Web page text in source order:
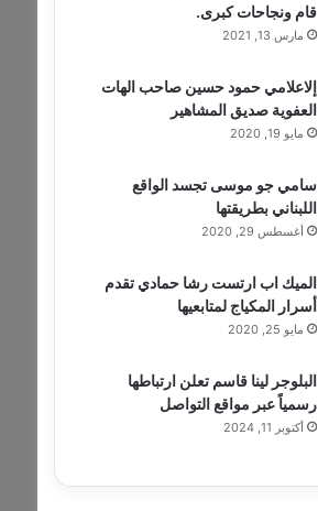
قام ونجاحات كبرى.
مارس 13, 2021
إلاعلامي حمود حسين صاحب الهات
العفوية صديق المشاهير
مايو 19, 2020
سامي جو موسى تجسد الواقع
اللبناني بطريقتها
أغسطس 29, 2020
الميك اب ارتست رشا حمادي تقدم
أسرار المكياج لمتابعيها
مايو 25, 2020
البلوجر لينا قاسم تعلن ارتباطها
رسمياً عبر مواقع التواصل
أكتوبر 11, 2024